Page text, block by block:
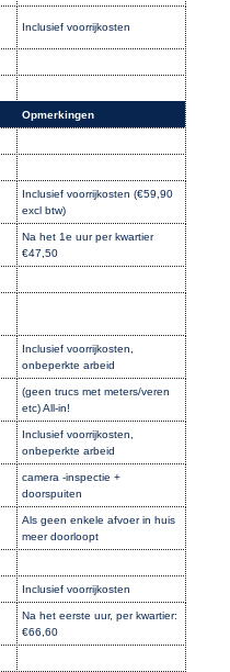
Inclusief voorrijkosten
Opmerkingen
Inclusief voorrijkosten (€59,90
excl btw)
Na het 1e uur per kwartier
€47,50
Inclusief voorrijkosten,
onbeperkte arbeid
(geen trucs met meters/veren
etc) All-in!
Inclusief voorrijkosten,
onbeperkte arbeid
camera -inspectie +
doorspuiten
Als geen enkele afvoer in huis
meer doorloopt
Inclusief voorrijkosten
Na het eerste uur, per kwartier:
€66,60